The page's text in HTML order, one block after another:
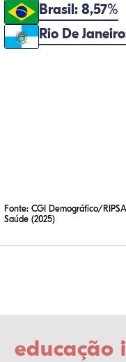
Brasil: 8,57%
Rio De
Fonte: CGI Demográfico/
Saúde (2025)
educação